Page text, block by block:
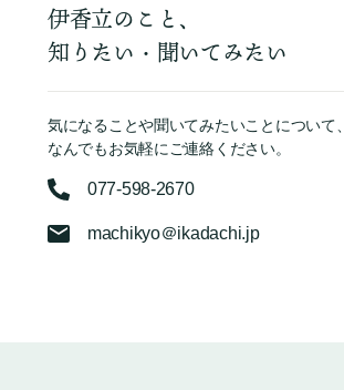
伊香立のこと、
知りたい・聞いてみたい
気になることや聞いてみたいことについて、
なんでもお気軽にご連絡ください。
077-598-2670
machikyo＠ikadachi.jp